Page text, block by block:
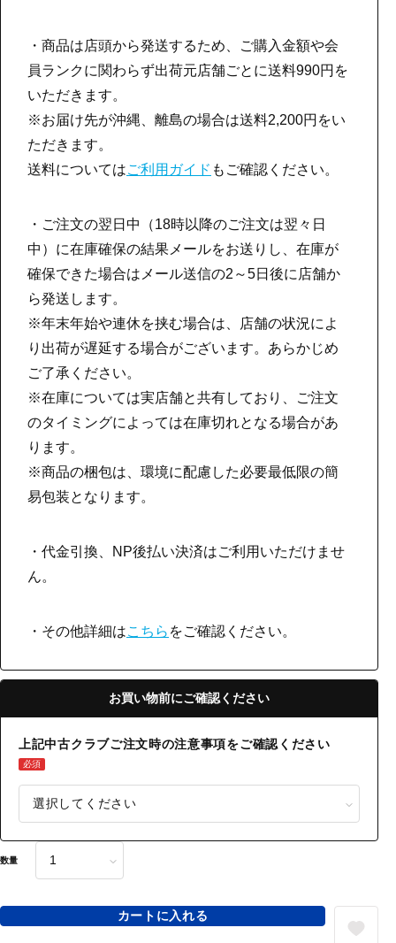
・商品は店頭から発送するため、ご購入金額や会
員ランクに関わらず出荷元店舗ごとに送料990円を
いただきます。
※お届け先が沖縄、離島の場合は送料2,200円をい
ただきます。
送料についてはご利用ガイド もご確認ください。
・ご注文の翌日中（18時以降のご注文は翌々日
中）に在庫確保の結果メールをお送りし、在庫が
確保できた場合はメール送信の2～5日後に店舗か
ら発送します。
※年末年始や連休を挟む場合は、店舗の状況によ
り出荷が遅延する場合がございます。あらかじめ
ご了承ください。
※在庫については実店舗と共有しており、ご注文
のタイミングによっては在庫切れとなる場合があ
ります。
※商品の梱包は、環境に配慮した必要最低限の簡
易包装となります。
・代金引換、NP後払い決済はご利用いただけませ
ん。
・その他詳細はこちら をご確認ください。
お買い物前にご確認ください
上記中古クラブご注文時の注意事項をご確認ください
必須
数量
カートに入れる